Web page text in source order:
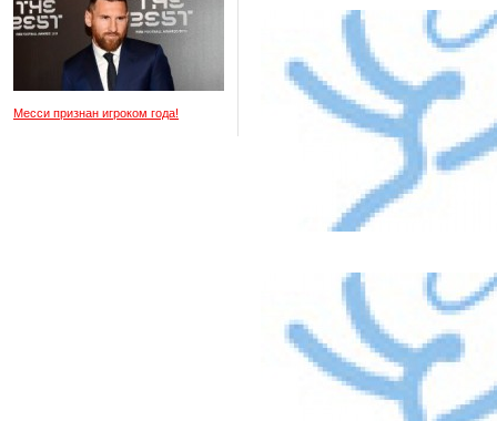
Месси признан игроком года!